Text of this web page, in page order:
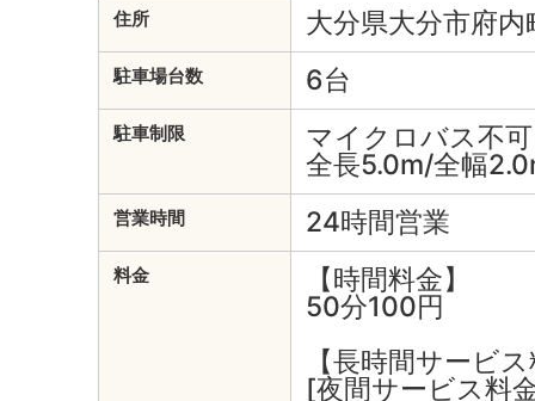
住所 大分県大分市府
駐車場台数 6台
駐車制限
マイクロバス不
全長5.0m/全幅
営業時間 24時間営業
料金
【時間料金】
50分100円
【長時間サービ
[夜間サービス料